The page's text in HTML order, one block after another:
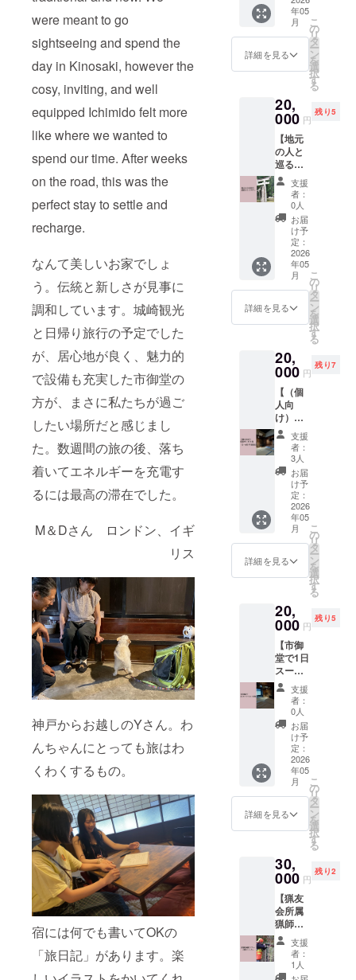
were meant to go
sightseeing and spend the
day in Kinosaki, however the
cosy, inviting, and well
equipped Ichimido felt more
like where we wanted to
spend our time. After weeks
on the road, this was the
perfect stay to settle and
recharge.
なんて美しいお家でしょ
う。伝統と新しさが見事に
調和しています。城崎観光
と日帰り旅行の予定でした
が、居心地が良く、魅力的
で設備も充実した市御堂の
方が、まさに私たちが過ご
したい場所だと感じまし
た。数週間の旅の後、落ち
着いてエネルギーを充電す
るには最高の滞在でした。
M＆Dさん ロンドン、イギ
リス
神戸からお越しのYさん。わ
んちゃんにとっても旅はわ
くわくするもの。
宿には何でも書いてOKの
「旅日記」があります。楽
茶（朝
来産）
※原材料
添加物
等の食
け商品
のラベ
ルに表
記され
ます。
商品開
封前に
は必ず
お届け
のリ
ターン
に貼付
された
ラベル
や注意
ご確認
くださ
欄にご
記入く
ださ
このリ
ターン
の『た
だ支
援』と
同じ内
容にな
りま
す。
けれ
ば、午
前中や
16時以
降でも
その他
詳細の
確認は
メール
などで
ご連絡
くださ
い。
ご利用
期限：
5月から
令和9年
4月末ま
やわん
ちゃん
の名前
を備考
い。
グッズ
を集め
まし
た。ピ
ンバッ
のお茶
など、
ウェブ
サイト
などで
は手に
入らな
い、こ
こだけ
のもの
もあり
ます。
セットA
よりも
充実し
た内容
となっ
称：あ
さごの
め合わ
せセッ
トB
内
容：但
馬牛の
コクう
ま牛す
じ飯の
具、岩
津ねぎ
せんべ
い、竹
田城ピ
竹田
城ポス
トカー
ド、竹
田城手
ぬぐい
この
リター
ンのた
めに特
別に組
み合わ
せた
セット
けしま
す。 ＜
＞ 内容
量 ：
140g 保
存方
法：直
射日
光・高
温多湿
を避
年05
月
詳細を見る
こ
の
リ
タ
ー
ン
を
選
択
す
る
20,
000 円
残り5
【地元
の人と
巡る、
朝来市
の魅力
満載！
農村ガ
イドツ
アー】
わん
ちゃん
も同行
できま
す！都
会から
しか見
られな
い、地
元の人
以外に
はあま
り知ら
れてい
ない場
所を
こっそ
りガイ
ド。美
しい棚
田の風
景や歴
史的な
案内し
ます。
行しま
す。 ※
約1時間
を予定
してい
ます
が、時
間・
コース
につい
てはご
相談さ
せてく
ださ
地にて
集合・
解散と
なりま
す（場
所のご
案内は
いたし
支援
者：
0人
お届
け予
定：
2026
年05
月
詳細を見る
こ
の
リ
タ
ー
ン
を
選
択
す
る
20,
000 円
残り7
【（個
人向
け）宿
泊サー
ビス
券】5・
6月平日
限定 令
和8年
5・6月
の平日
限定の
お得な
サービ
ス券で
でも、
何名で
も（定
員5名）
￥20,00
0でご宿
泊いた
だけま
す。 ・
宿泊可
能日
数：１
泊2日
・お部
屋の概
要：和
室 ・
・食事
につい
食事の
提供は
ありま
せん。
キッチ
ンや調
支援
者：
3人
お届
け予
定：
2026
年05
月
詳細を見る
こ
の
リ
タ
ー
ン
を
選
択
す
る
20,
000 円
残り5
【市御
堂で1日
スー
パーホ
スト体
験】
Airbnb
で60回
連続レ
ビュー
5.0、
スー
パーホ
ストの
私が、
ゲスト
をおも
てなし
してい
るかを
教えま
す！ま
た、施
設の内
装やサ
支援
者：
0人
お届
け予
定：
2026
年05
月
詳細を見る
こ
の
リ
タ
ー
ン
を
選
択
す
る
30,
000 円
残り2
【猟友
会所属
猟師に
よる狩
猟擬似
体験ツ
アー】
支援
者：
1人